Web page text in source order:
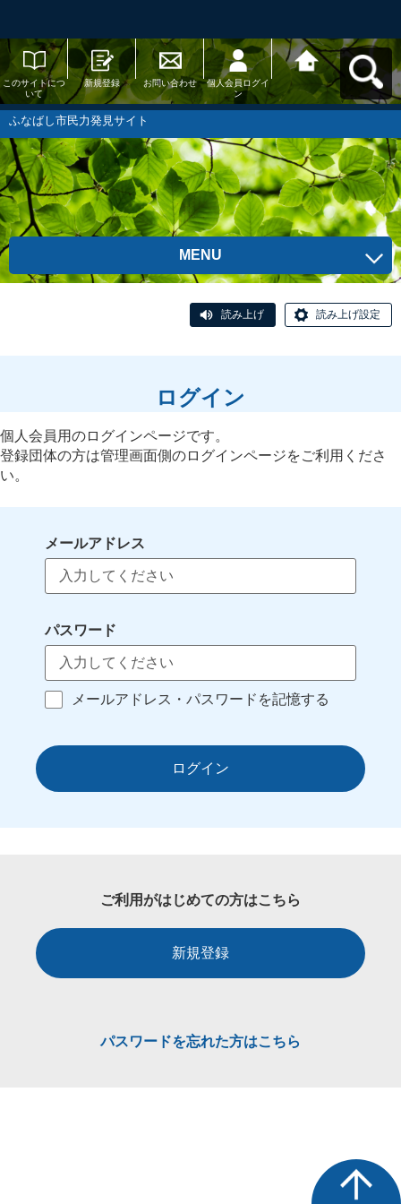
このサイトにつ
いて
新規登録 お問い合わせ
個人会員ログイ
ン
ふなばし市民力
発見サイトへ戻
る
ふなばし市民力発見サイト
MENU
読み上げ 読み上げ設定
ログイン
個人会員用のログインページです。
登録団体の方は管理画面側のログインページをご利用くださ
い。
メールアドレス
パスワード
メールアドレス・パスワードを記憶する
ログイン
ご利用がはじめての方はこちら
新規登録
パスワードを忘れた方はこちら